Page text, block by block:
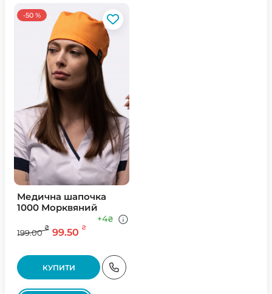
-50 %
Медична шапочка
1000 Морквяний
199.00
₴ 99.50 ₴
+4₴
КУПИТИ